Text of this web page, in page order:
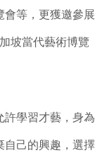
會等，更獲邀參展
坡當代藝術博覽
許學習才藝，身為
自己的興趣，選擇